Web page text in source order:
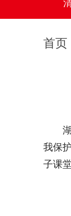
首页
我保
子课堂